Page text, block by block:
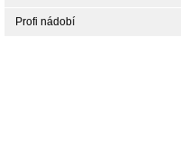
Profi nádobí